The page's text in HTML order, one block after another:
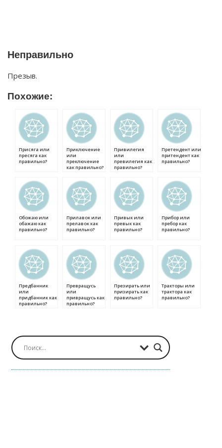
Неправильно
Презыв.
Похожие:
Присяга или
пресяга как
правильно?
Приключение
или
преключение
как правильно?
Привилегия
или
превилегия как
правильно?
Претендент или
притендент как
правильно?
Обожаю или
обажаю как
правильно?
Прилавок или
прелавок как
правильно?
Привык или
превык как
правильно?
Прибор или
пребор как
правильно?
Предбанник
или
придбанник как
правильно?
Превращусь
или
привращусь как
правильно?
Презирать или
призирать как
правильно?
Тракторы или
трактора как
правильно?